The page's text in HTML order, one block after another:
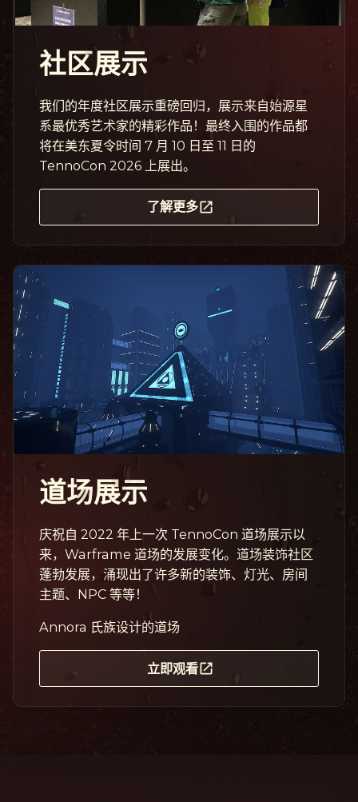
社区展示
我们的年度社区展示重磅回归，展示来自始源星
系最优秀艺术家的精彩作品！最终入围的作品都
将在美东夏令时间 7 月 10 日至 11 日的
TennoCon 2026 上展出。
了解更多
道场展示
庆祝自 2022 年上一次 TennoCon 道场展示以
来，Warframe 道场的发展变化。道场装饰社区
蓬勃发展，涌现出了许多新的装饰、灯光、房间
主题、NPC 等等！
Annora 氏族设计的道场
立即观看